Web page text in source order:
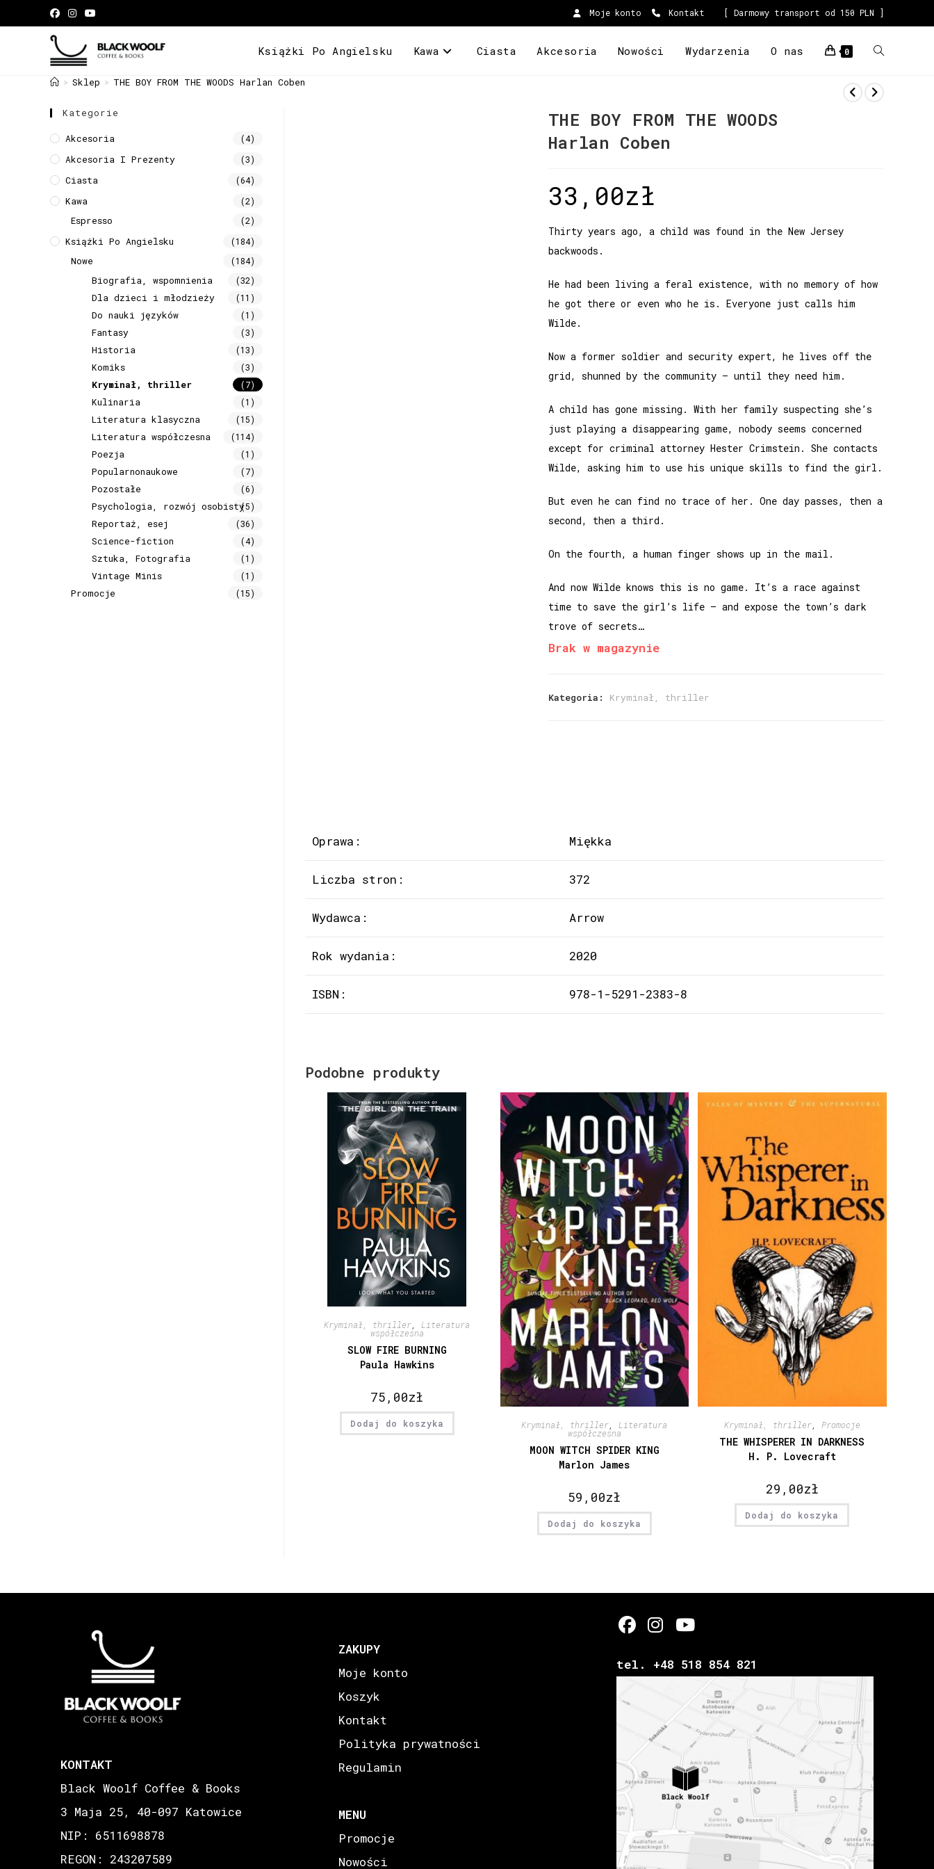
Moje konto Kontakt [ Darmowy transport od 150 PLN ]
Książki Po Angielsku Kawa Ciasta Akcesoria Nowości Wydarzenia O nas 0
> Sklep > THE BOY FROM THE WOODS Harlan Coben
THE BOY FROM THE WOODS
Harlan Coben
33,00zł
Thirty years ago, a child was found in the New Jersey
backwoods.
He had been living a feral existence, with no memory of how
he got there or even who he is. Everyone just calls him
Wilde.
Now a former soldier and security expert, he lives off the
grid, shunned by the community – until they need him.
A child has gone missing. With her family suspecting she’s
just playing a disappearing game, nobody seems concerned
except for criminal attorney Hester Crimstein. She contacts
Wilde, asking him to use his unique skills to find the girl.
But even he can find no trace of her. One day passes, then a
second, then a third.
On the fourth, a human finger shows up in the mail.
And now Wilde knows this is no game. It’s a race against
time to save the girl’s life – and expose the town’s dark
trove of secrets…
Brak w magazynie
Kategoria: Kryminał, thriller
Oprawa: Miękka
Liczba stron: 372
Wydawca: Arrow
Rok wydania: 2020
ISBN: 978-1-5291-2383-8
Podobne produkty
Kryminał, thriller Literatura
współczesna
SLOW FIRE BURNING
Paula Hawkins
75,00zł
Dodaj do koszyka Kryminał, thriller,Literatura
współczesna
MOON WITCH SPIDER KING
Marlon James
59,00zł
Dodaj do koszyka
Kryminał, thriller, Promocje
THE WHISPERER IN DARKNESS
H. P. Lovecraft
29,00zł
Dodaj do koszyka
Kategorie
Akcesoria (4)
Akcesoria I Prezenty (3)
Ciasta (64)
Kawa (2)
Espresso (2)
Książki Po Angielsku (184)
Nowe (184)
Biografia, wspomnienia (32)
Dla dzieci i młodzieży (11)
Do nauki języków (1)
Fantasy (3)
Historia (13)
Komiks (3)
Kryminał, thriller (7)
Kulinaria (1)
Literatura klasyczna (15)
Literatura współczesna (114)
Poezja (1)
Popularnonaukowe (7)
Pozostałe (6)
Psychologia, rozwój osobisty(5)
Reportaż, esej (36)
Science-fiction (4)
Sztuka, Fotografia (1)
Vintage Minis (1)
Promocje (15)
KONTAKT
Black Woolf Coffee & Books
3 Maja 25, 40-097 Katowice
NIP: 6511698878
REGON: 243207589
ZAKUPY
Moje konto
Koszyk
Kontakt
Polityka prywatności
Regulamin
MENU
Promocje
Nowości
tel. +48 518 854 821